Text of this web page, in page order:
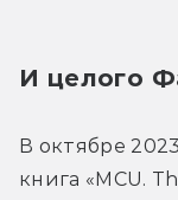
И целого
В октябре
книга «MCU.